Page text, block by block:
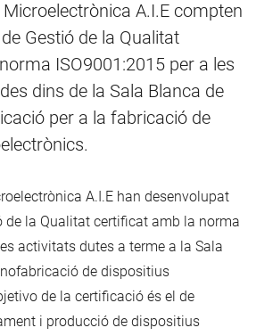
Microelectrònica A.I.E compten
Gestió de la Qualitat
ISO9001:2015 per a les
dins de la Sala Blanca de
per a la fabricació de
A.I.E han desenvolupat
de la Qualitat certificat amb la norma
activitats dutes a terme a la Sala
de dispositius
de la certificació és el de
i producció de dispositius